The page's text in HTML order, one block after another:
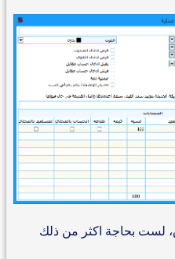
لست بحاجة اكثر من ذلك